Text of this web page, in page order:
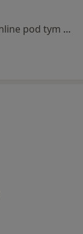
Specjalista nie oferuje umawiania online pod tym adresem.